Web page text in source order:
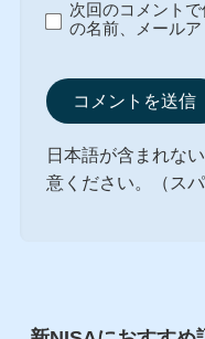
次回のコメント
の名前、メールア
日本語が含まれな
意ください。（スパ